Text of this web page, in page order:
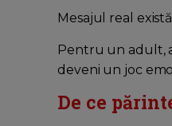
Mesajul real
Pentru un adult,
deveni un joc
De ce